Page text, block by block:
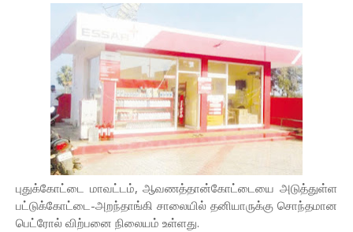
புதுக்கோட்டை மாவட்டம், ஆவணத்தான்கோட்டையை அடுத்துள்ள
பட்டுக்கோட்டை-அறந்தாங்கி சாலையில் தனியாருக்கு சொந்தமான
பெட்ரோல் விற்பனை நிலையம் உள்ளது.